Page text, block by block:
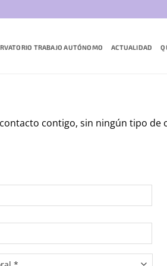
TRABAJO AUTÓNOMO ACTUALIDAD
contigo, sin ningún tipo